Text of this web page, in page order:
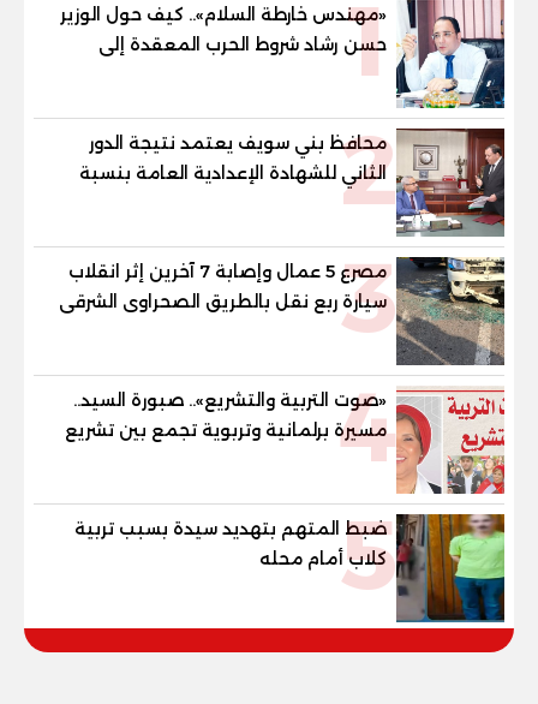
1
«مهندس خارطة السلام».. كيف حول الوزير
حسن رشاد شروط الحرب المعقدة إلى
"خارطة طريق" للانسحاب والإعمار؟
2
محافظ بني سويف يعتمد نتيجة الدور
الثاني للشهادة الإعدادية العامة بنسبة
والنور للمكفوفين
3
مصرع 5 عمال وإصابة 7 آخرين إثر انقلاب
سيارة ربع نقل بالطريق الصحراوى الشرقى
4
«صوت التربية والتشريع».. صبورة السيد..
مسيرة برلمانية وتربوية تجمع بين تشريع
القوانين وصناعة الأجيال لبناء الإنسان
5
ضبط المتهم بتهديد سيدة بسبب تربية
كلاب أمام محله